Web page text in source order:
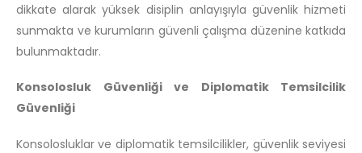
dikkate alarak yüksek disiplin anlayışıyla güvenlik hizmeti
sunmakta ve kurumların güvenli çalışma düzenine katkıda
bulunmaktadır.
Konsolosluk Güvenliği ve Diplomatik Temsilcilik
Güvenliği
Konsolosluklar ve diplomatik temsilcilikler, güvenlik seviyesi